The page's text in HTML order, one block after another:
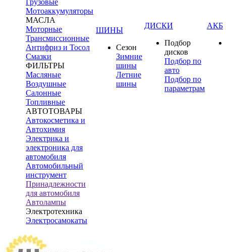
Мотоаккумуляторы
МАСЛА
Моторные
Трансмиссионные
Антифриз и Тосол
Смазки
ФИЛЬТРЫ
Масляные
Воздушные
Салонные
Топливные
АВТОТОВАРЫ
Автокосметика и
Автохимия
Электрика и
электроника для
автомобиля
Автомобильный
инструмент
Принадлежности
для автомобиля
Автолампы
Электротехника
Электросамокаты
ШИНЫ
Сезон
Зимние
шины
Летние
шины
ДИСКИ
Подбор
дисков
Подбор по
авто
Подбор по
параметрам
АКБ